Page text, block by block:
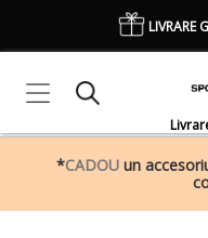
LIVRARE
*CADOU un